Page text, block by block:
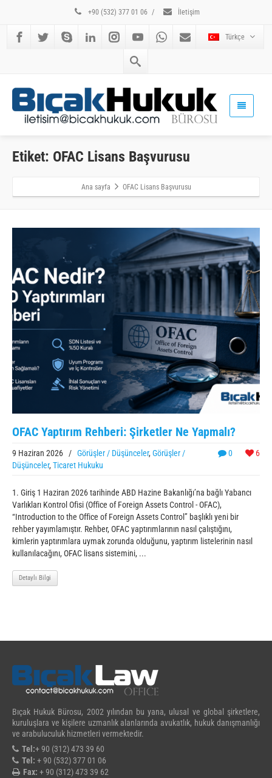
+90 (532) 377 01 06 / İletişim
Türkçe
Etiket: OFAC Lisans Başvurusu
Ana sayfa OFAC Lisans Başvurusu
OFAC Yaptırım Rehberi: Şirketler Ne Yapmalı?
0 6
9 Haziran 2026 / Görüşler / Düşünceler, Görüşler /
Düşünceler, Ticaret Hukuku
1. Giriş 1 Haziran 2026 tarihinde ABD Hazine Bakanlığı’na bağlı Yabancı
Varlıkları Kontrol Ofisi (Office of Foreign Assets Control - OFAC),
“Introduction to the Office of Foreign Assets Control” başlıklı yeni bir
rehber yayımlamıştır. Rehber, OFAC yaptırımlarının nasıl çalıştığını,
kimlerin yaptırımlara uymak zorunda olduğunu, yaptırım listelerinin nasıl
kullanılacağını, OFAC lisans sistemini, ...
Detaylı Bilgi
Bıçak Hukuk Bürosu, 2002 yılından bu yana, ulusal ve global şirketlere,
kuruluşlara ve kişilere uzmanlık alanlarında avukatlık, hukuk danışmanlığı
ve arabuluculuk hizmetleri vermektedir.
Tel:+ 90 (312) 473 39 60
Tel: + 90 (532) 377 01 06
Fax: + 90 (312) 473 39 62